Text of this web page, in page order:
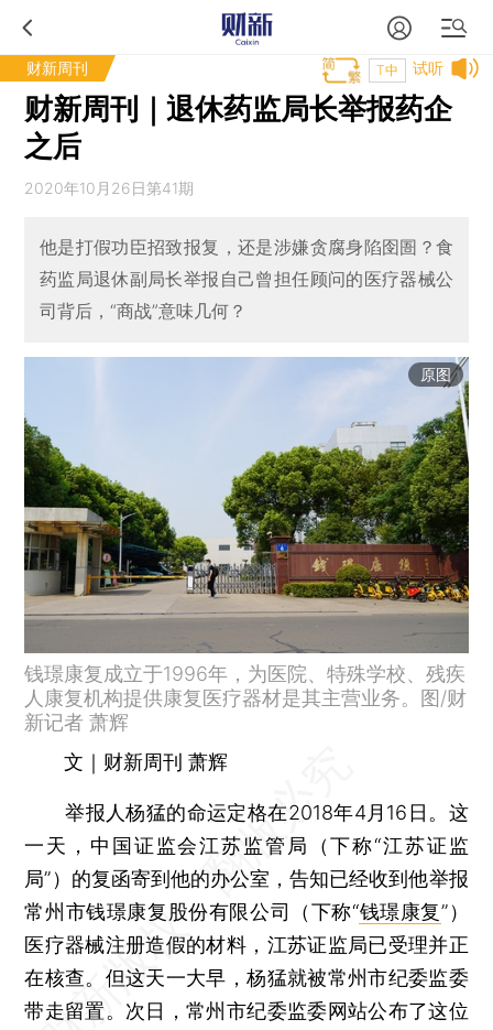
财新周刊 试听
T中
财新周刊｜退休药监局长举报药企
之后
2020年10月26日第41期
他是打假功臣招致报复，还是涉嫌贪腐身陷囹圄？食
药监局退休副局长举报自己曾担任顾问的医疗器械公
司背后，“商战”意味几何？
原图
钱璟康复成立于1996年，为医院、特殊学校、残疾
人康复机构提供康复医疗器材是其主营业务。图/财
新记者 萧辉
文｜财新周刊 萧辉
举报人杨猛的命运定格在2018年4月16日。这
一天，中国证监会江苏监管局（下称“江苏证监
局”）的复函寄到他的办公室，告知已经收到他举报
常州市钱璟康复股份有限公司（下称“钱璟康复”）
医疗器械注册造假的材料，江苏证监局已受理并正
在核查。但这天一大早，杨猛就被常州市纪委监委
带走留置。次日，常州市纪委监委网站公布了这位